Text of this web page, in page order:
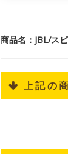
商品名：JBL/ス
 上記の